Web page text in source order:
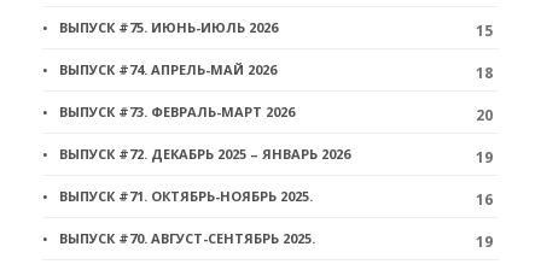
ВЫПУСК #75. ИЮНЬ-ИЮЛЬ 2026 15
ВЫПУСК #74. АПРЕЛЬ-МАЙ 2026 18
ВЫПУСК #73. ФЕВРАЛЬ-МАРТ 2026 20
ВЫПУСК #72. ДЕКАБРЬ 2025 – ЯНВАРЬ 2026 19
ВЫПУСК #71. ОКТЯБРЬ-НОЯБРЬ 2025. 16
ВЫПУСК #70. АВГУСТ-СЕНТЯБРЬ 2025. 19